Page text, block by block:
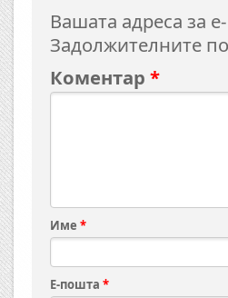
Вашата адреса за
Задолжителните
Коментар *
Име *
Е-пошта *